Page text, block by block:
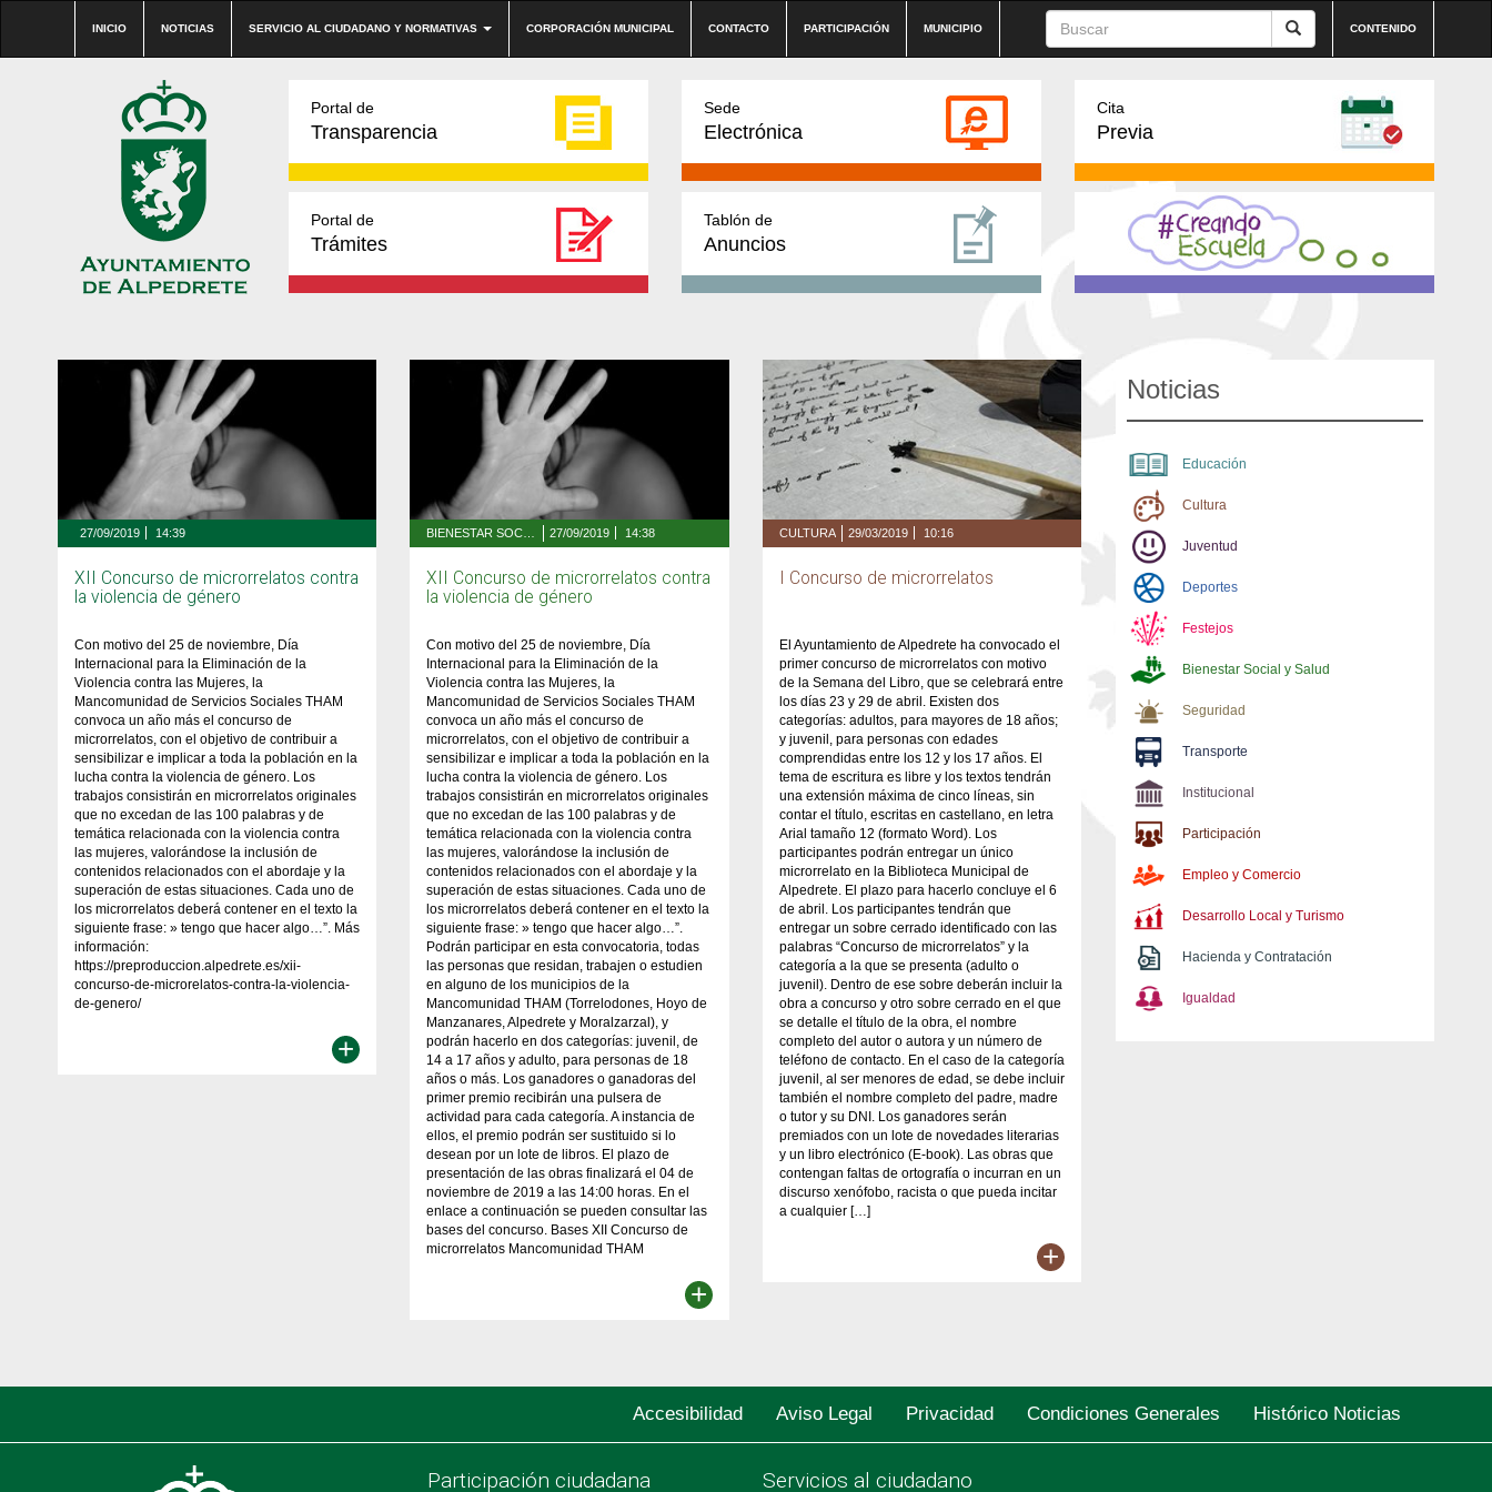
INICIO NOTICIAS SERVICIO AL CIUDADANO Y NORMATIVAS CORPORACIÓN MUNICIPAL CONTACTO PARTICIPACIÓN MUNICIPIO CONTENIDO
Portal de
Transparencia
Sede
Electrónica
Cita
Previa
Portal de
Trámites
Tablón de
Anuncios
27/09/2019 14:39
XII Concurso de microrrelatos contra
la violencia de género
Con motivo del 25 de noviembre, Día
Internacional para la Eliminación de la
Violencia contra las Mujeres, la
Mancomunidad de Servicios Sociales THAM
convoca un año más el concurso de
microrrelatos, con el objetivo de contribuir a
sensibilizar e implicar a toda la población en la
lucha contra la violencia de género. Los
trabajos consistirán en microrrelatos originales
que no excedan de las 100 palabras y de
temática relacionada con la violencia contra
las mujeres, valorándose la inclusión de
contenidos relacionados con el abordaje y la
superación de estas situaciones. Cada uno de
los microrrelatos deberá contener en el texto la
siguiente frase: » tengo que hacer algo…”. Más
información:
https://preproduccion.alpedrete.es/xii-
concurso-de-microrelatos-contra-la-violencia-
de-genero/
+
27/09/2019 14:38
XII Concurso de microrrelatos contra
la violencia de género
Con motivo del 25 de noviembre, Día
Internacional para la Eliminación de la
Violencia contra las Mujeres, la
Mancomunidad de Servicios Sociales THAM
convoca un año más el concurso de
microrrelatos, con el objetivo de contribuir a
sensibilizar e implicar a toda la población en la
lucha contra la violencia de género. Los
trabajos consistirán en microrrelatos originales
que no excedan de las 100 palabras y de
temática relacionada con la violencia contra
las mujeres, valorándose la inclusión de
contenidos relacionados con el abordaje y la
superación de estas situaciones. Cada uno de
los microrrelatos deberá contener en el texto la
siguiente frase: » tengo que hacer algo…”.
Podrán participar en esta convocatoria, todas
las personas que residan, trabajen o estudien
en alguno de los municipios de la
Mancomunidad THAM (Torrelodones, Hoyo de
Manzanares, Alpedrete y Moralzarzal), y
podrán hacerlo en dos categorías: juvenil, de
14 a 17 años y adulto, para personas de 18
años o más. Los ganadores o ganadoras del
primer premio recibirán una pulsera de
actividad para cada categoría. A instancia de
ellos, el premio podrán ser sustituido si lo
desean por un lote de libros. El plazo de
presentación de las obras finalizará el 04 de
noviembre de 2019 a las 14:00 horas. En el
enlace a continuación se pueden consultar las
bases del concurso. Bases XII Concurso de
microrrelatos Mancomunidad THAM
+
CULTURA 29/03/2019 10:16
I Concurso de microrrelatos
El Ayuntamiento de Alpedrete ha convocado el
primer concurso de microrrelatos con motivo
de la Semana del Libro, que se celebrará entre
los días 23 y 29 de abril. Existen dos
categorías: adultos, para mayores de 18 años;
y juvenil, para personas con edades
comprendidas entre los 12 y los 17 años. El
tema de escritura es libre y los textos tendrán
una extensión máxima de cinco líneas, sin
contar el título, escritas en castellano, en letra
Arial tamaño 12 (formato Word). Los
participantes podrán entregar un único
microrrelato en la Biblioteca Municipal de
Alpedrete. El plazo para hacerlo concluye el 6
de abril. Los participantes tendrán que
entregar un sobre cerrado identificado con las
palabras “Concurso de microrrelatos” y la
categoría a la que se presenta (adulto o
juvenil). Dentro de ese sobre deberán incluir la
obra a concurso y otro sobre cerrado en el que
se detalle el título de la obra, el nombre
completo del autor o autora y un número de
teléfono de contacto. En el caso de la categoría
juvenil, al ser menores de edad, se debe incluir
también el nombre completo del padre, madre
o tutor y su DNI. Los ganadores serán
premiados con un lote de novedades literarias
y un libro electrónico (E-book). Las obras que
contengan faltas de ortografía o incurran en un
discurso xenófobo, racista o que pueda incitar
a cualquier […]
+
Noticias
Educación
Cultura
Juventud
Deportes
Festejos
Bienestar Social y Salud
Seguridad
Transporte
Institucional
Participación
Empleo y Comercio
Desarrollo Local y Turismo
Hacienda y Contratación
Igualdad
Accesibilidad Aviso Legal Privacidad Condiciones Generales Histórico Noticias
Participación ciudadana Servicios al ciudadano